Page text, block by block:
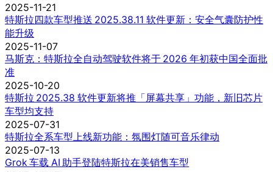
2025-11-21
特斯拉四款车型推送 2025.38.11 软件更新：安全气囊防护性
能升级
2025-11-07
马斯克：特斯拉全自动驾驶软件将于 2026 年初获中国全面批
准
2025-10-20
特斯拉 2025.38 软件更新将推「屏幕共享」功能，新旧芯片
车型均支持
2025-07-31
特斯拉全系车型上线新功能：氛围灯随可音乐律动
2025-07-13
Grok 车载 AI 助手登陆特斯拉在美销售车型